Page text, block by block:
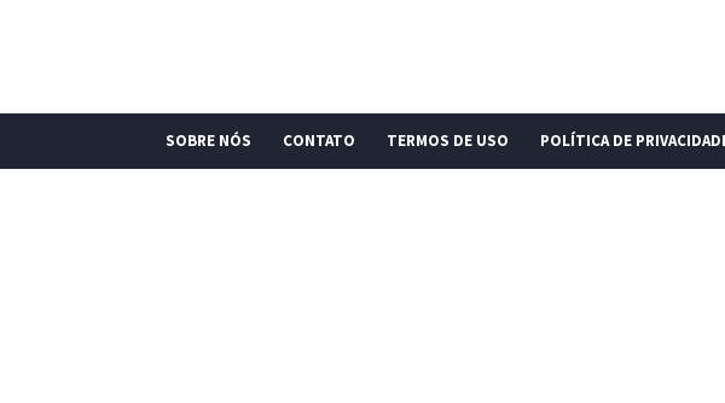
SOBRE NÓS CONTATO TERMOS DE USO POLÍTICA DE